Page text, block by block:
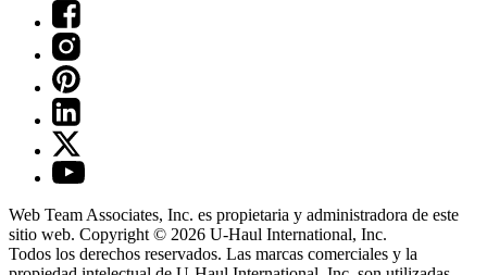
Web Team Associates, Inc. es propietaria y administradora de este
sitio web. Copyright © 2026 U-Haul International, Inc.
Todos los derechos reservados. Las marcas comerciales y la